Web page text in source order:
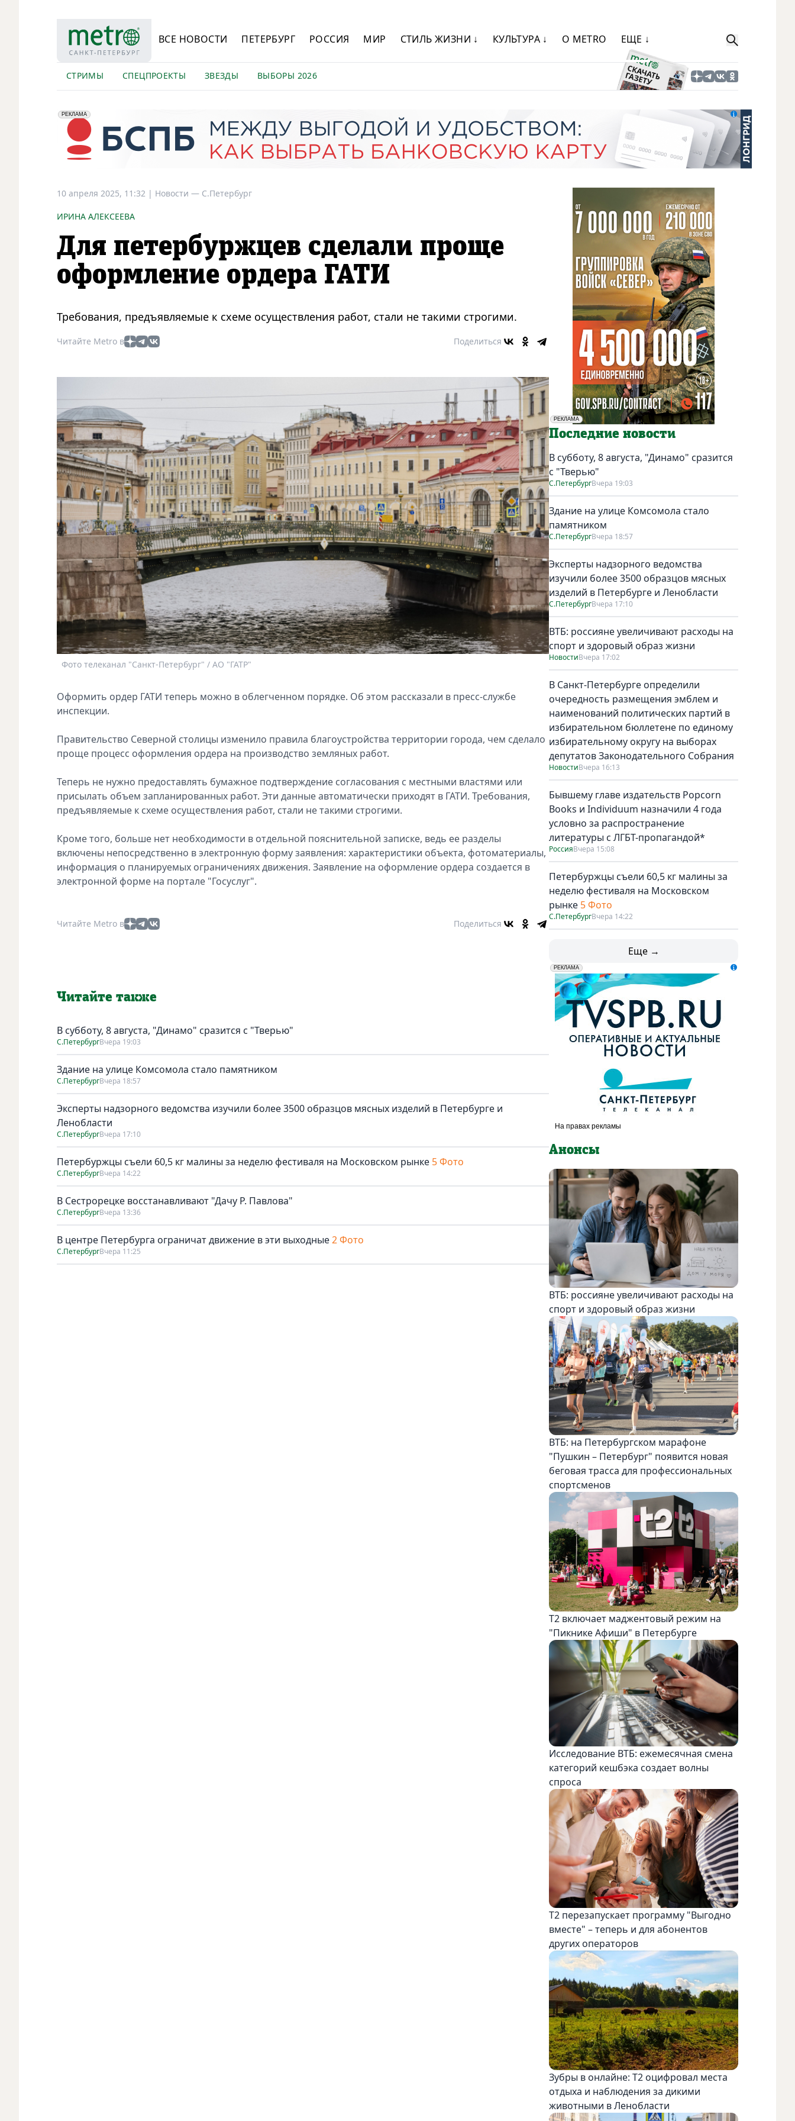
ВСЕ НОВОСТИ ПЕТЕРБУРГ РОССИЯ МИР СТИЛЬ ЖИЗНИ ↓ КУЛЬТУРА ↓ О METRO ЕЩЕ ↓
СТРИМЫ СПЕЦПРОЕКТЫ ЗВЕЗДЫ ВЫБОРЫ 2026
erid: 2VfnxyFybV5
РЕКЛАМА
ПАО "Банк "Санкт-Петербург", ИНН: 7831000027
10 апреля 2025, 11:32 | Новости — С.Петербург
ИРИНА АЛЕКСЕЕВА
Для петербуржцев сделали проще
оформление ордера ГАТИ
Требования, предъявляемые к схеме осуществления работ, стали не такими строгими.
Читайте Metro в Поделиться
Фото телеканал "Санкт-Петербург" / АО "ГАТР"
Оформить ордер ГАТИ теперь можно в облегченном порядке. Об этом рассказали в пресс-службе
инспекции.
Правительство Северной столицы изменило правила благоустройства территории города, чем сделало
проще процесс оформления ордера на производство земляных работ.
Теперь не нужно предоставлять бумажное подтверждение согласования с местными властями или
присылать объем запланированных работ. Эти данные автоматически приходят в ГАТИ. Требования,
предъявляемые к схеме осуществления работ, стали не такими строгими.
Кроме того, больше нет необходимости в отдельной пояснительной записке, ведь ее разделы
включены непосредственно в электронную форму заявления: характеристики объекта, фотоматериалы,
информация о планируемых ограничениях движения. Заявление на оформление ордера создается в
электронной форме на портале "Госуслуг".
Читайте Metro в Поделиться
Читайте также
В субботу, 8 августа, "Динамо" сразится с "Тверью"
С.ПетербургВчера 19:03
Здание на улице Комсомола стало памятником
С.ПетербургВчера 18:57
Эксперты надзорного ведомства изучили более 3500 образцов мясных изделий в Петербурге и
Ленобласти
С.ПетербургВчера 17:10
Петербуржцы съели 60,5 кг малины за неделю фестиваля на Московском рынке 5 Фото
С.ПетербургВчера 14:22
В Сестрорецке восстанавливают "Дачу Р. Павлова"
С.ПетербургВчера 13:36
В центре Петербурга ограничат движение в эти выходные2 Фото
С.ПетербургВчера 11:25
РЕКЛАМА
Социальная реклама
Последние новости
В субботу, 8 августа, "Динамо" сразится
с "Тверью"
С.ПетербургВчера 19:03
Здание на улице Комсомола стало
памятником
С.ПетербургВчера 18:57
Эксперты надзорного ведомства
изучили более 3500 образцов мясных
изделий в Петербурге и Ленобласти
С.ПетербургВчера 17:10
ВТБ: россияне увеличивают расходы на
спорт и здоровый образ жизни
НовостиВчера 17:02
В Санкт-Петербурге определили
очередность размещения эмблем и
наименований политических партий в
избирательном бюллетене по единому
избирательному округу на выборах
депутатов Законодательного Собрания
НовостиВчера 16:13
Бывшему главе издательств Popcorn
Books и Individuum назначили 4 года
условно за распространение
литературы с ЛГБТ-пропагандой*
РоссияВчера 15:08
Петербуржцы съели 60,5 кг малины за
неделю фестиваля на Московском
рынке 5 Фото
С.ПетербургВчера 14:22
Еще →
erid: LdtCK5udn
РЕКЛАМА
АО "ГАТР", ИНН: 7841320717
Анонсы
ВТБ: россияне увеличивают расходы на
спорт и здоровый образ жизни
ВТБ: на Петербургском марафоне
"Пушкин – Петербург" появится новая
беговая трасса для профессиональных
спортсменов
Т2 включает маджентовый режим на
"Пикнике Афиши" в Петербурге
Исследование ВТБ: ежемесячная смена
категорий кешбэка создает волны
спроса
Т2 перезапускает программу "Выгодно
вместе" – теперь и для абонентов
других операторов
Зубры в онлайне: Т2 оцифровал места
отдыха и наблюдения за дикими
животными в Ленобласти